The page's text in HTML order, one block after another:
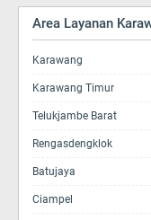
Area Layanan
Karawang
Karawang Timur
Telukjambe Barat
Rengasdengklok
Batujaya
Ciampel